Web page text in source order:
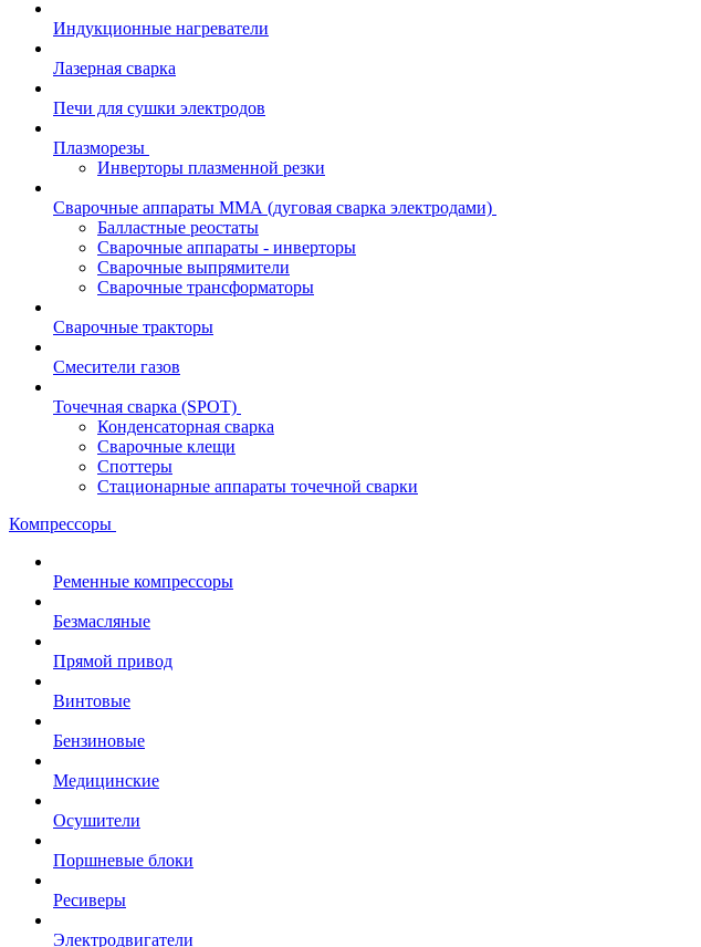
Индукционные нагреватели
Лазерная сварка
Печи для сушки электродов
Плазморезы
Инверторы плазменной резки
Сварочные аппараты ММА (дуговая сварка электродами)
Балластные реостаты
Сварочные аппараты - инверторы
Сварочные выпрямители
Сварочные трансформаторы
Сварочные тракторы
Смесители газов
Точечная сварка (SPOT)
Конденсаторная сварка
Сварочные клещи
Споттеры
Стационарные аппараты точечной сварки
Компрессоры
Ременные компрессоры
Безмасляные
Прямой привод
Винтовые
Бензиновые
Медицинские
Осушители
Поршневые блоки
Ресиверы
Электродвигатели